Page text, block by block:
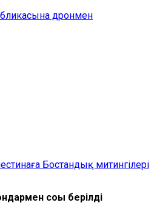
дронмен
Бостандық митингілері
соққы берілді